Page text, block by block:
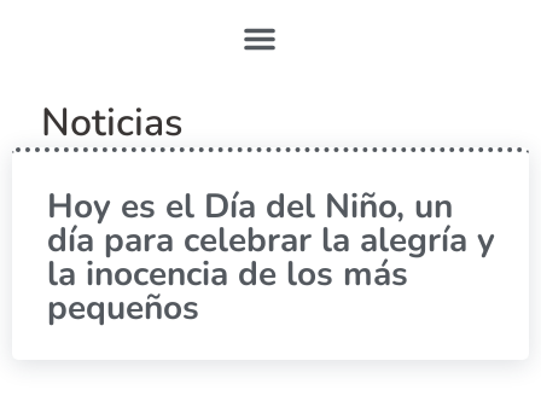
Noticias
Hoy es el Día del Niño, un
día para celebrar la alegría y
la inocencia de los más
pequeños